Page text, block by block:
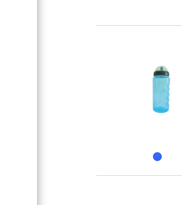
Рулевая колонка
Передний тормоз